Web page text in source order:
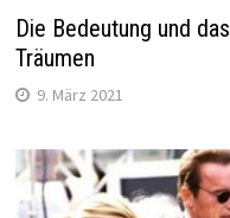
Die Bedeutung und
Träumen
9. März 2021